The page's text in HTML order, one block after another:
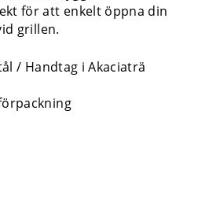
för att enkelt öppna din
grillen.
/ Handtag i Akaciaträ